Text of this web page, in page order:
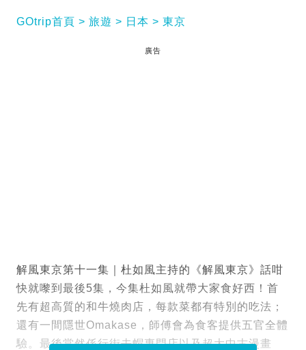
GOtrip首頁 旅遊 日本 東京
廣告
解風東京第十一集｜杜如風主持的《解風東京》話咁
快就嚟到最後5集，今集杜如風就帶大家食好西！首
先有超高質的和牛燒肉店，每款菜都有特別的吃法；
還有一間隱世Omakase，師傅會為食客提供五官全體
驗。最後當然係行街去帽專門店以及超大中古漫畫